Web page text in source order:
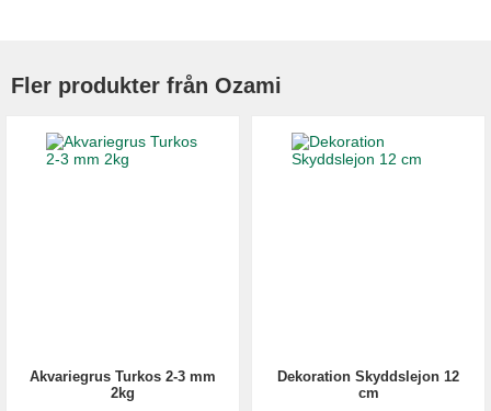
Fler produkter från Ozami
Akvariegrus Turkos 2-3 mm
2kg
Dekoration Skyddslejon 12
cm